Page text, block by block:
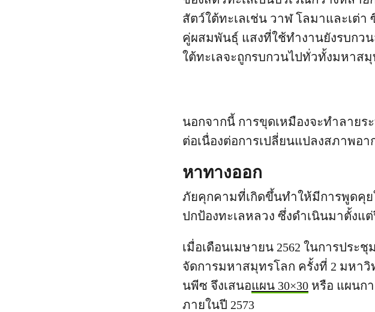
สัตว์ใต้ทะเลเช่น วาฬ โลมาและเต่
คู่ผสมพันธุ์ แสงที่ใช้ทำงานยังรบกว
ใต้ทะเลจะถูกรบกวนไปทั่วทั้งมหาส
นอกจากนี้ การขุดเหมืองจะทำลายร
ต่อเนื่องต่อการเปลี่ยนแปลงสภาพอ
หาทางออก
ภัยคุกคามที่เกิดขึ้นทำให้มีการพูดคุ
ปกป้องทะเลหลวง ซึ่งดำเนินมาตั้งแต่
เมื่อเดือนเมษายน 2562 ในการประ
จัดการมหาสมุทรโลก ครั้งที่ 2 มหา
นพีซ จึงเสนอแผน 30×30 หรือ แผนก
ภายในปี 2573